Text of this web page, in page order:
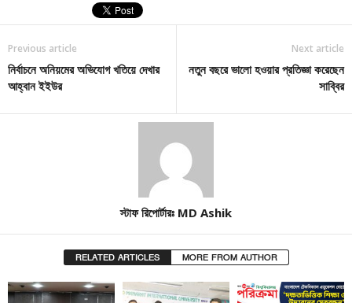
Previous article
নির্বাচনে অনিয়মের অভিযোগ খতিয়ে দেখার
আহ্বান ইইউর
Next article
নতুন বছরে ভালো হওয়ার প্রতিজ্ঞা করেছেন
সাব্বির
স্টাফ রিপোর্টারঃ MD Ashik
RELATED ARTICLES MORE FROM AUTHOR